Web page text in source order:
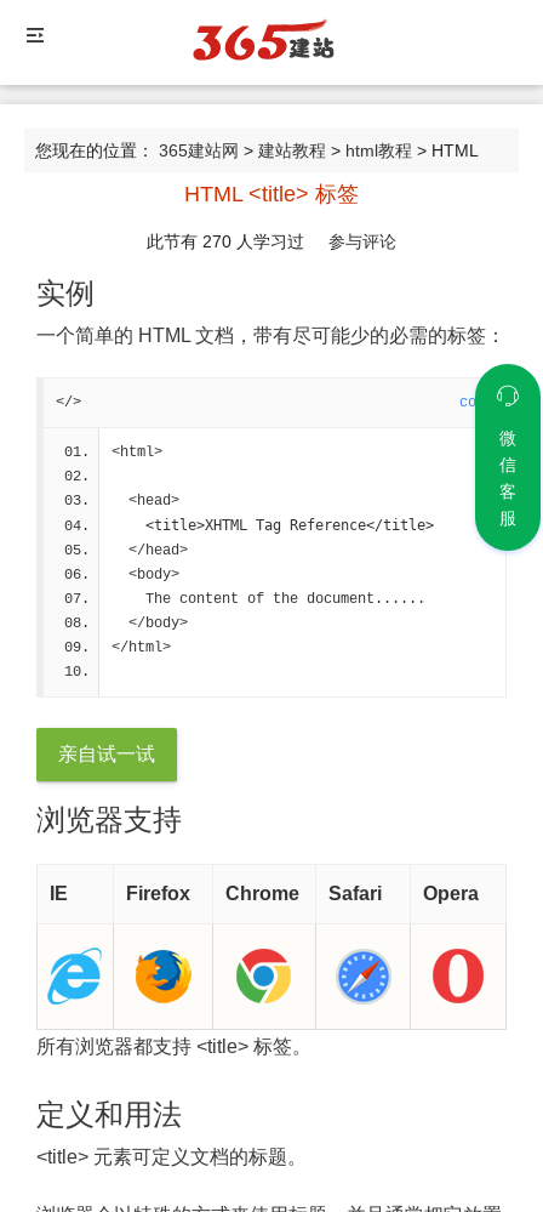
您现在的位置： 365建站网 > 建站教程 > html教程 > HTML
HTML <title> 标签
此节有 270 人学习过 参与评论
实例
一个简单的 HTML 文档，带有尽可能少的必需的标签：
</> code
<html>
  <head>
<title>XHTML Tag Reference</title>
  </head>
  <body>
    The content of the document......
  </body>
</html>
亲自试一试
浏览器支持
IE Firefox Chrome Safari Opera
所有浏览器都支持 <title> 标签。
定义和用法
<title> 元素可定义文档的标题。
微
信
客
服